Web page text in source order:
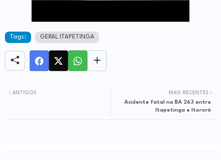
Tags: GERAL ITAPETINGA
MAIS RECENTES
Acidente fatal na BA 263 entre
Itapetinga e Itororó
ANTIGOS